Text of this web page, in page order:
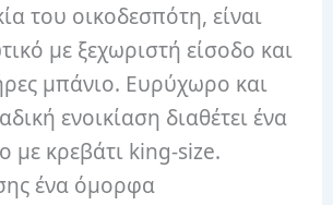
του οικοδεσπότη, είναι
με ξεχωριστή είσοδο και
μπάνιο. Ευρύχωρο και
ενοικίαση διαθέτει ένα
με κρεβάτι king-size.
ένα όμορφα